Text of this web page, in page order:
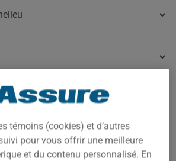
HABITATION À SAINT-
votre prime dépend de plusieurs
la propriété, le code postal exact,
témoins (cookies) et d’autres
pour vous offrir une meilleure
et du contenu personnalisé. En